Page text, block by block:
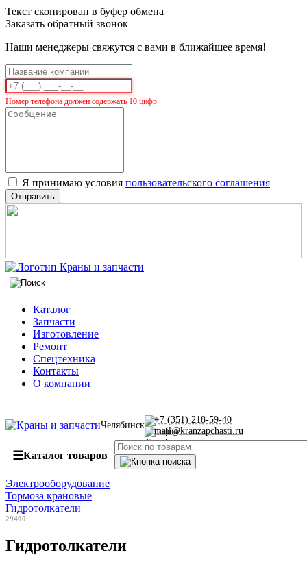
Текст скопирован в буфер обмена
Заказать обратный звонок
Наши менеджеры свяжутся с вами в ближайшее время!
Номер телефона должен содержать 10 цифр.
Я принимаю условия пользовательского соглашения
Отправить
Каталог
Запчасти
Изготовление
Ремонт
Спецтехника
Контакты
О компании
Челябинск
+7 (351) 218-59-40
mail@kranzapchasti.ru
☰Каталог товаров
Электрооборудование
Тормоза крановые
Гидротолкатели
29400
Гидротолкатели